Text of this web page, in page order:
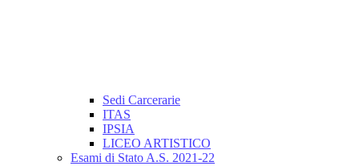
Sedi Carcerarie
ITAS
IPSIA
LICEO ARTISTICO
Esami di Stato A.S. 2021-22